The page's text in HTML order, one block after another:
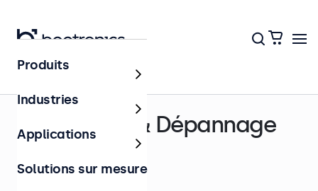
Assistance & Dépannage
Produits
Industries
Applications
Solutions sur mesure